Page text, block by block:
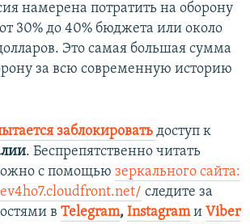
намерена потратить на оборону
30% до 40% бюджета или около
Это самая большая сумма
за всю современную историю
заблокировать доступ к
. Беспрепятственно читать
с помощью зеркального сайта:
следите за
в Telegram, Instagramи Viber